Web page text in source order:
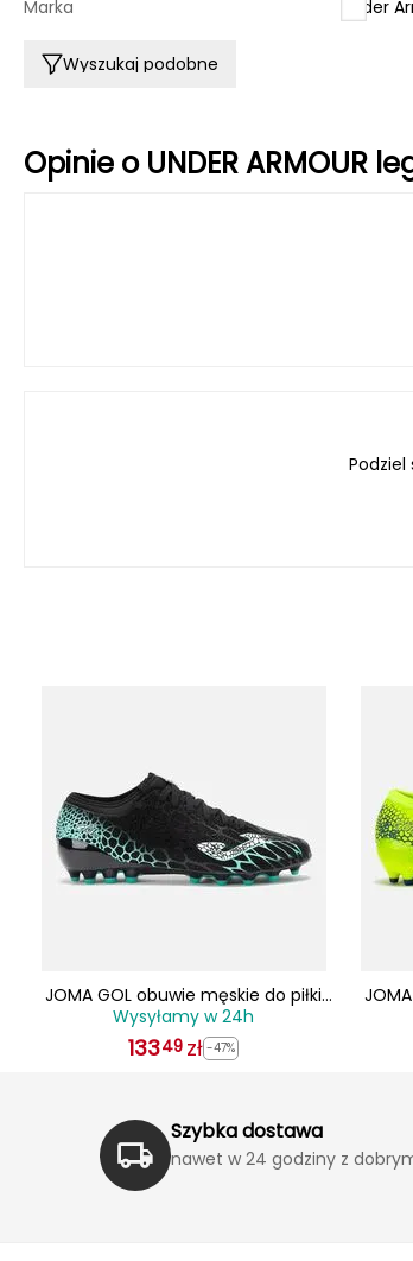
Marka
Under
Wyszukaj podobne
Opinie o UNDER
JOMA GOL obuwie męskie do piłki
nożnej lanki GOLS2501AG czarne
Wysyłamy w 24h
13349 zł -47%
Szybka dostawa
nawet w 24 godziny z